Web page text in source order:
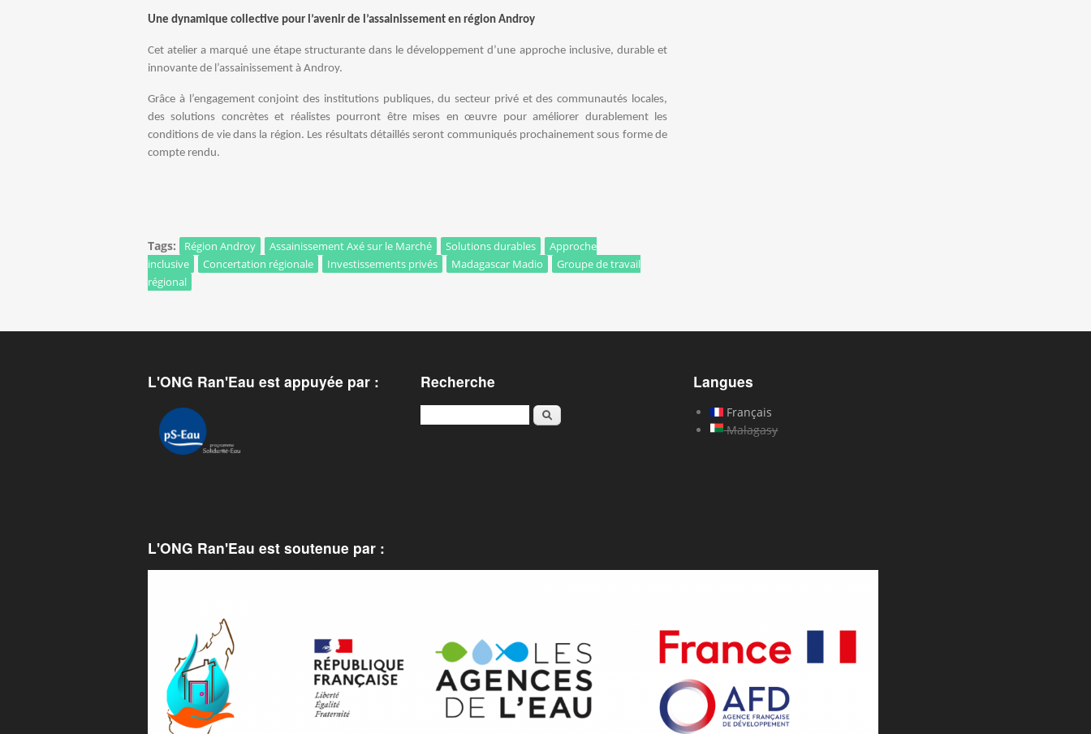
Une dynamique collective pour l’avenir de l’assainissement en région Androy
Cet atelier a marqué une étape structurante dans le développement d’une approche inclusive, durable et
innovante de l’assainissement à Androy.
Grâce à l’engagement conjoint des institutions publiques, du secteur privé et des communautés locales,
des solutions concrètes et réalistes pourront être mises en œuvre pour améliorer durablement les
conditions de vie dans la région. Les résultats détaillés seront communiqués prochainement sous forme de
compte rendu.
Tags: Région Androy Assainissement Axé sur le Marché Solutions durables
Approche
inclusive
Concertation régionale Investissements privés Madagascar Madio
Groupe de travail
régional
L'ONG Ran'Eau est appuyée par : Recherche
Rechercher
Langues
Français
Malagasy
L'ONG Ran'Eau est soutenue par :